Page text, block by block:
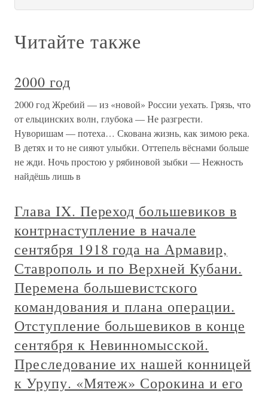
Читайте также
2000 год
2000 год Жребий — из «новой» России уехать. Грязь, что
от ельцинских волн, глубока — Не разгрести.
Нуворишам — потеха… Скована жизнь, как зимою река.
В детях и то не сияют улыбки. Оттепель вёснами больше
не жди. Ночь простою у рябиновой зыбки — Нежность
найдёшь лишь в
Глава IX. Переход большевиков в
контрнаступление в начале
сентября 1918 года на Армавир,
Ставрополь и по Верхней Кубани.
Перемена большевистского
командования и плана операции.
Отступление большевиков в конце
сентября к Невинномысской.
Преследование их нашей конницей
к Урупу. «Мятеж» Сорокина и его